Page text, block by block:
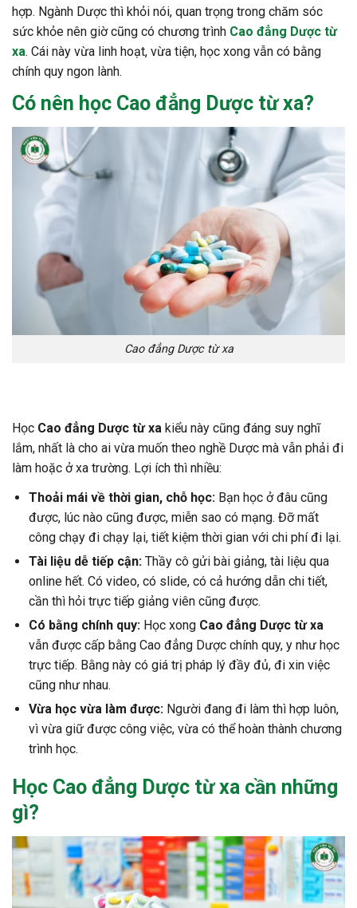
hợp. Ngành Dược thì khỏi nói, quan trọng trong chăm sóc
sức khỏe nên giờ cũng có chương trình Cao đẳng Dược từ
xa. Cái này vừa linh hoạt, vừa tiện, học xong vẫn có bằng
chính quy ngon lành.
Có nên học Cao đẳng Dược từ xa?
Cao đẳng Dược từ xa
Học Cao đẳng Dược từ xa kiểu này cũng đáng suy nghĩ
lắm, nhất là cho ai vừa muốn theo nghề Dược mà vẫn phải đi
làm hoặc ở xa trường. Lợi ích thì nhiều:
Thoải mái về thời gian, chỗ học:Bạn học ở đâu cũng
được, lúc nào cũng được, miễn sao có mạng. Đỡ mất
công chạy đi chạy lại, tiết kiệm thời gian với chi phí đi lại.
Tài liệu dễ tiếp cận:Thầy cô gửi bài giảng, tài liệu qua
online hết. Có video, có slide, có cả hướng dẫn chi tiết,
cần thì hỏi trực tiếp giảng viên cũng được.
Có bằng chính quy:Học xong Cao đẳng Dược từ xa
vẫn được cấp bằng Cao đẳng Dược chính quy, y như học
trực tiếp. Bằng này có giá trị pháp lý đầy đủ, đi xin việc
cũng như nhau.
Vừa học vừa làm được:Người đang đi làm thì hợp luôn,
vì vừa giữ được công việc, vừa có thể hoàn thành chương
trình học.
Học Cao đẳng Dược từ xa cần những
gì?